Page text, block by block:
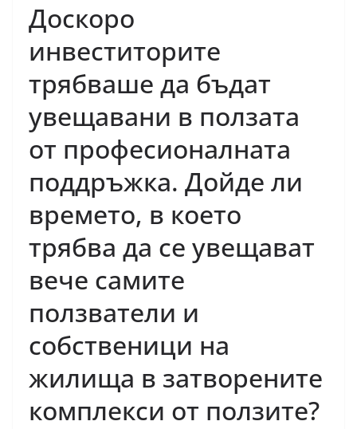
Доскоро
инвеститорите
трябваше да бъдат
увещавани в ползата
от професионалната
поддръжка. Дойде ли
времето, в което
трябва да се увещават
вече самите
ползватели и
собственици на
жилища в затворените
комплекси от ползите?